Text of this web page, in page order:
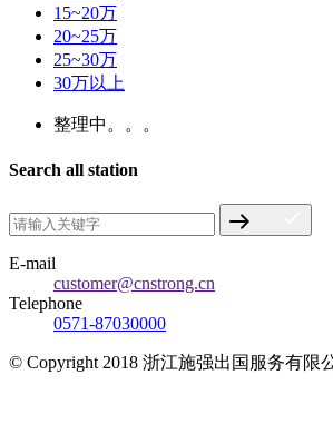
15~20万
20~25万
25~30万
30万以上
整理中。。。
Search all station
E-mail
customer@cnstrong.cn
Telephone
0571-87030000
© Copyright 2018 浙江施强出国服务有限